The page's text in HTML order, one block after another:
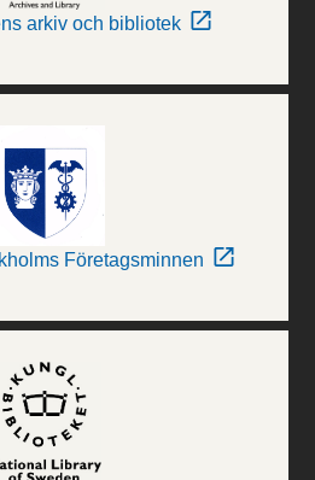
arkiv och bibliotek
Företagsminnen